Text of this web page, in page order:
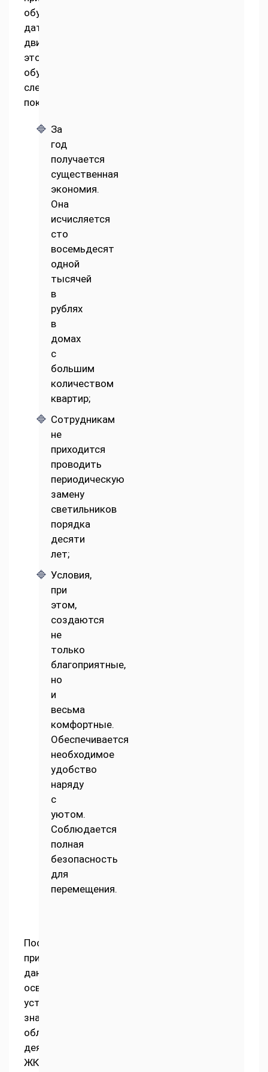
обустроенных
датчиками
движения,
это
обусловлено
следующими
показателями:
За
год
получается
существенная
экономия.
Она
исчисляется
сто
восемьдесят
одной
тысячей
в
рублях
в
домах
с
большим
количеством
квартир;
Сотрудникам
не
приходится
проводить
периодическую
замену
светильников
порядка
десяти
лет;
Условия,
при
этом,
создаются
не
только
благоприятные,
но
и
весьма
комфортные.
Обеспечивается
необходимое
удобство
наряду
с
уютом.
Соблюдается
полная
безопасность
для
перемещения.
Посредством
применения
данных
осветительных
устройств
значительно
облегчается
деятельность
ЖКХ-